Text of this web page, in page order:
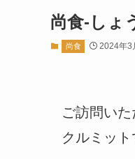
尚食-しょ
尚食 2024年3
ご訪問いた
クルミット